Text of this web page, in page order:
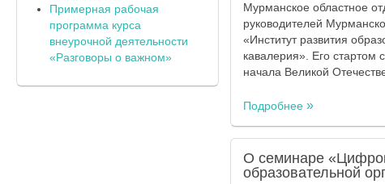
Мурманское областное
руководителей
«Институт развития
кавалерия». Его стартом
начала Великой
Подробнее
О семинаре
образовательной
Примерная рабочая
программа курса
внеурочной деятельности
«Разговоры о важном»